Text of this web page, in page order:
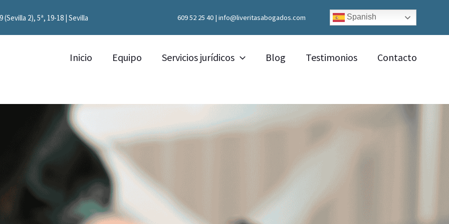
(Sevilla 2), 5ª, 19-18 | Sevilla 609 52 25 40 |info@liveritasabogados.com Spanish
Inicio Equipo Servicios jurídicos Blog Testimonios Contacto